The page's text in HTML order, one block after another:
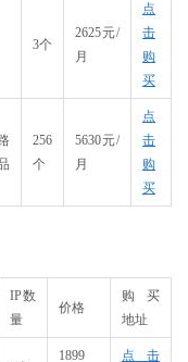
3个
2625元/
月
点
击
购
买
256
个
5630元/
月
点
击
购
买
IP数
量
价格
购买
地址
1899
点击